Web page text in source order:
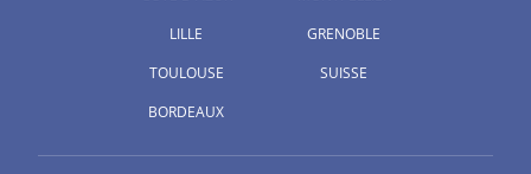
LILLE
TOULOUSE
BORDEAUX
GRENOBLE
SUISSE